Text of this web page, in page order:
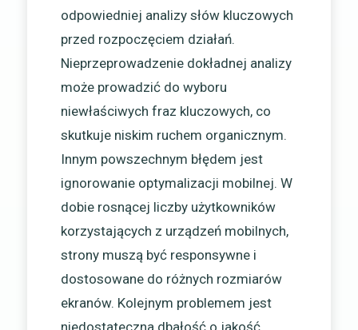
odpowiedniej analizy słów kluczowych
przed rozpoczęciem działań.
Nieprzeprowadzenie dokładnej analizy
może prowadzić do wyboru
niewłaściwych fraz kluczowych, co
skutkuje niskim ruchem organicznym.
Innym powszechnym błędem jest
ignorowanie optymalizacji mobilnej. W
dobie rosnącej liczby użytkowników
korzystających z urządzeń mobilnych,
strony muszą być responsywne i
dostosowane do różnych rozmiarów
ekranów. Kolejnym problemem jest
niedostateczna dbałość o jakość